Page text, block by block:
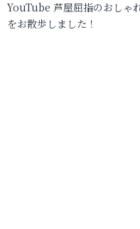
YouTube 芦屋屈指のおしゃ
をお散歩しました！